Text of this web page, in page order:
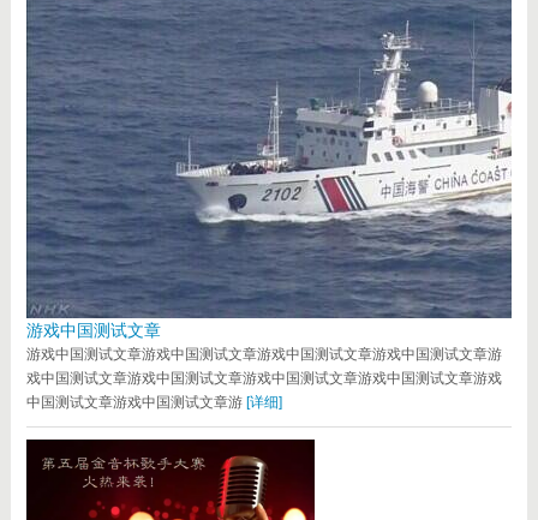
游戏中国测试文章
游戏中国测试文章游戏中国测试文章游戏中国测试文章游戏中国测试文章游
戏中国测试文章游戏中国测试文章游戏中国测试文章游戏中国测试文章游戏
中国测试文章游戏中国测试文章游 [详细]